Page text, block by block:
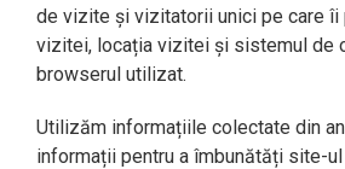
de vizite și vizitatorii unici pe care îi
vizitei, locația vizitei și sistemul de
browserul utilizat.
Utilizăm informațiile colectate din
informații pentru a îmbunătăți site-